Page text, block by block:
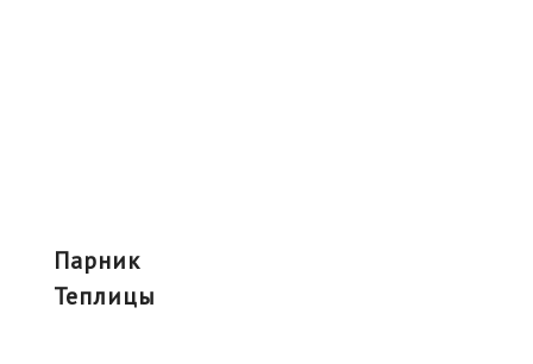
парник
теплицы